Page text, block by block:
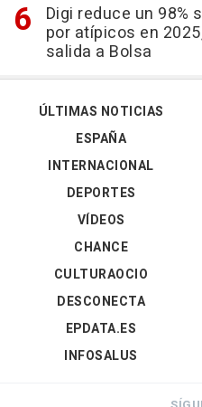
Digi reduce un 98%
por atípicos en
salida a Bolsa
ÚLTIMAS NOTICIAS
ESPAÑA
INTERNACIONAL
DEPORTES
VÍDEOS
CHANCE
CULTURAOCIO
DESCONECTA
EPDATA.ES
INFOSALUS